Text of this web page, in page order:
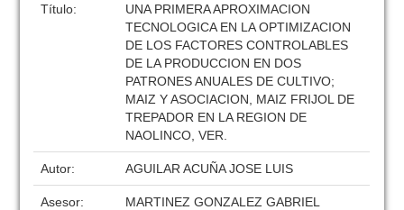
Título:
UNA PRIMERA APROXIMACION
TECNOLOGICA EN LA OPTIMIZACION
DE LOS FACTORES CONTROLABLES
DE LA PRODUCCION EN DOS
PATRONES ANUALES DE CULTIVO;
MAIZ Y ASOCIACION, MAIZ FRIJOL DE
TREPADOR EN LA REGION DE
NAOLINCO, VER.
Autor: AGUILAR ACUÑA JOSE LUIS
Asesor: MARTINEZ GONZALEZ GABRIEL